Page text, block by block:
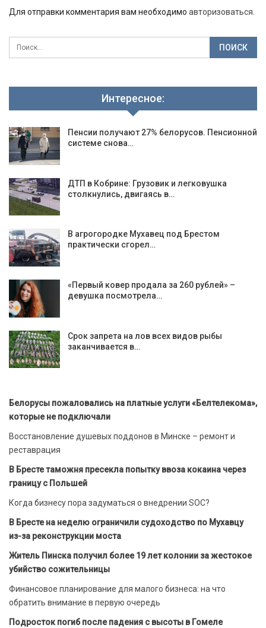
Для отправки комментария вам необходимо авторизоваться
Интересное:
Пенсии получают 27% белорусов. Пенсионной
системе снова…
ДТП в Кобрине: Грузовик и легковушка
столкнулись, двигаясь в…
В агрогородке Мухавец под Брестом
практически сгорел…
«Первый ковер продала за 260 рублей» –
девушка посмотрела…
Срок запрета на лов всех видов рыбы
заканчивается в…
Белорусы пожаловались на платные услуги «Белтелекома»,
которые не подключали
Восстановление душевых поддонов в Минске – ремонт и
реставрация
В Бресте таможня пресекла попытку ввоза кокаина через
границу с Польшей
Когда бизнесу пора задуматься о внедрении SOC?
В Бресте на неделю ограничили судоходство по Мухавцу
из-за реконструкции моста
Житель Пинска получил более 19 лет колонии за жестокое
убийство сожительницы
Финансовое планирование для малого бизнеса: на что
обратить внимание в первую очередь
Подросток погиб после падения с высоты в Гомеле